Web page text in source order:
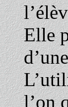
Elle
l’on